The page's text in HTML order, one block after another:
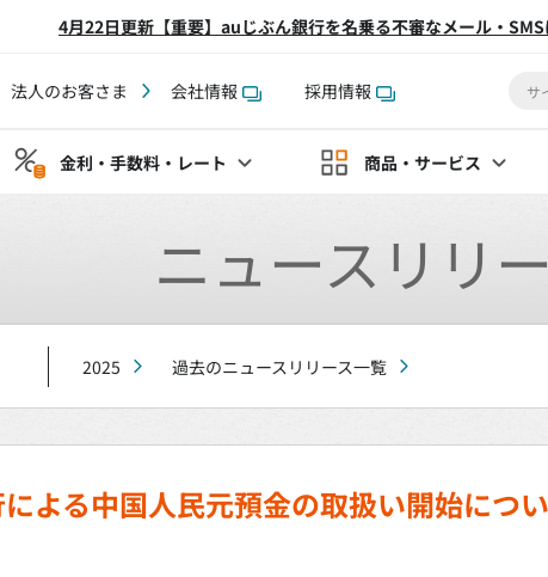
4月22日更新【重要】auじぶん銀行を名乗る不審なメール・
法人のお客さま 会社情報 採用情報
金利・手数料・レート 商品・サービス
ニュースリリ
2025 過去のニュースリリース一覧
よる中国人民元預金の取扱い開始につ